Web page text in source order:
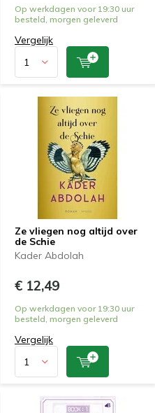
Op werkdagen voor 19:30 uur
besteld, morgen geleverd
Vergelijk
Ze vliegen nog altijd over
de Schie
Kader Abdolah
€ 12,49
Op werkdagen voor 19:30 uur
besteld, morgen geleverd
Vergelijk